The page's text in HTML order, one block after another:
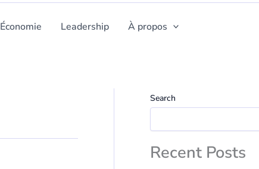
Économie Leadership À propos
Search
Recent Posts